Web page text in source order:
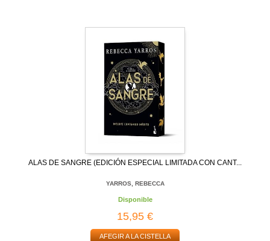
ALAS DE SANGRE (EDICIÓN ESPECIAL LIMITADA CON CANT...
YARROS, REBECCA
Disponible
15,95 €
AFEGIR A LA CISTELLA